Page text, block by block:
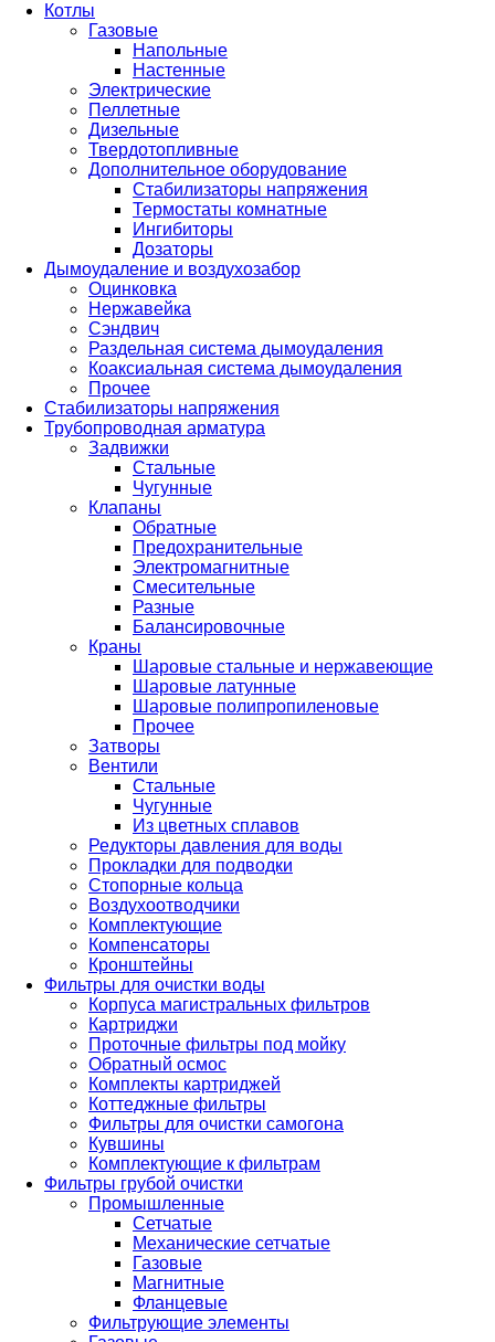
Котлы
Газовые
Напольные
Настенные
Электрические
Пеллетные
Дизельные
Твердотопливные
Дополнительное оборудование
Стабилизаторы напряжения
Термостаты комнатные
Ингибиторы
Дозаторы
Дымоудаление и воздухозабор
Оцинковка
Нержавейка
Сэндвич
Раздельная система дымоудаления
Коаксиальная система дымоудаления
Прочее
Стабилизаторы напряжения
Трубопроводная арматура
Задвижки
Стальные
Чугунные
Клапаны
Обратные
Предохранительные
Электромагнитные
Смесительные
Разные
Балансировочные
Краны
Шаровые стальные и нержавеющие
Шаровые латунные
Шаровые полипропиленовые
Прочее
Затворы
Вентили
Стальные
Чугунные
Из цветных сплавов
Редукторы давления для воды
Прокладки для подводки
Стопорные кольца
Воздухоотводчики
Комплектующие
Компенсаторы
Кронштейны
Фильтры для очистки воды
Корпуса магистральных фильтров
Картриджи
Проточные фильтры под мойку
Обратный осмос
Комплекты картриджей
Коттеджные фильтры
Фильтры для очистки самогона
Кувшины
Комплектующие к фильтрам
Фильтры грубой очистки
Промышленные
Сетчатые
Механические сетчатые
Газовые
Магнитные
Фланцевые
Фильтрующие элементы